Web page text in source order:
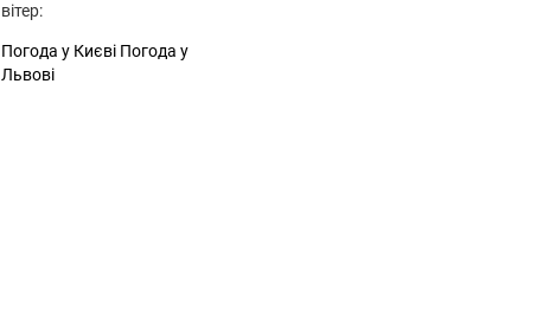
вітер:
Погода у Києві Погода у
Львові